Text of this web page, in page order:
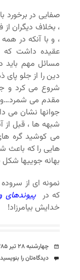
صفایی در برخورد
، بخلاف دیگران
، و با آنکه در
عقیده داشت
مسائل مهم باید
دین را از جلو پای
شروع می کرد و
مقدم می شمرد…و
جوانها نشان می
شبهه ها ، قبل از
می کوشید گره
هایی را که باعث
بهانه جوییها شکل
نمونه ای از سروده
که درپیوندهای
خدایش بیامرزاد!
تاریخ
چهارشنبه ۲۸ تیر ۱۳۸۵
دیدگاه‌ها
دیدگاه‌تان را